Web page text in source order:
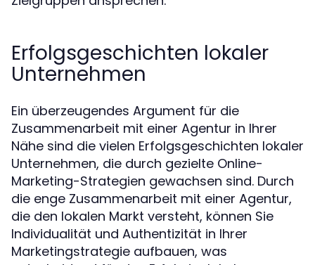
Erfolgsgeschichten lokaler
Unternehmen
Ein überzeugendes Argument für die
Zusammenarbeit mit einer Agentur in Ihrer
Nähe sind die vielen Erfolgsgeschichten lokaler
Unternehmen, die durch gezielte Online-
Marketing-Strategien gewachsen sind. Durch
die enge Zusammenarbeit mit einer Agentur,
die den lokalen Markt versteht, können Sie
Individualität und Authentizität in Ihrer
Marketingstrategie aufbauen, was